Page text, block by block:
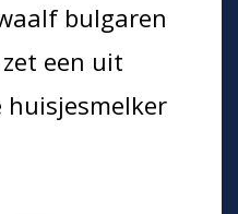
bulgaren
een uit
huisjesmelker